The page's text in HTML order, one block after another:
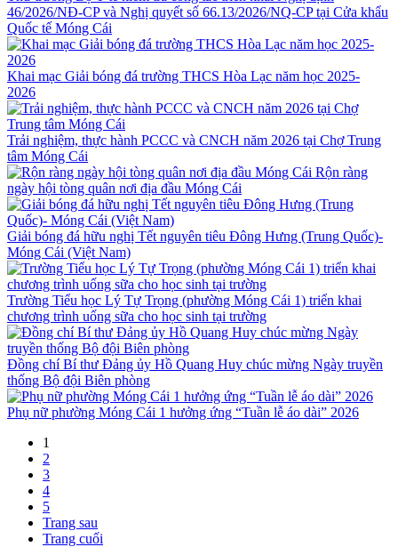
46/2026/NĐ-CP và Nghị quyết số 66.13/2026/NQ-CP tại Cửa khẩu
Quốc tế Móng Cái
Khai mạc Giải bóng đá trường THCS Hòa Lạc năm học 2025-
2026
Trải nghiệm, thực hành PCCC và CNCH năm 2026 tại Chợ Trung
tâm Móng Cái
Rộn ràng
ngày hội tòng quân nơi địa đầu Móng Cái
Giải bóng đá hữu nghị Tết nguyên tiêu Đông Hưng (Trung Quốc)-
Móng Cái (Việt Nam)
Trường Tiểu học Lý Tự Trọng (phường Móng Cái 1) triển khai
chương trình uống sữa cho học sinh tại trường
Đồng chí Bí thư Đảng ủy Hồ Quang Huy chúc mừng Ngày truyền
thống Bộ đội Biên phòng
Phụ nữ phường Móng Cái 1 hưởng ứng “Tuần lễ áo dài” 2026
1
2
3
4
5
Trang sau
Trang cuối